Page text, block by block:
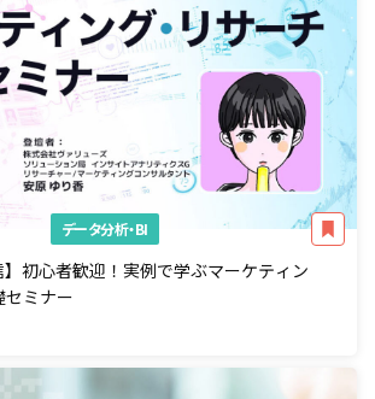
データ分析・BI
】初心者歓迎！実例で学ぶマーケティン
セミナー